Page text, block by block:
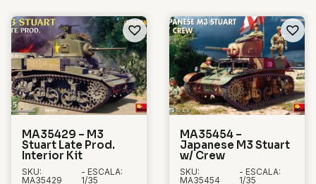
MA35429 – M3
Stuart Late Prod.
Interior Kit
SKU:
MA35429
- ESCALA:
1/35
MA35454 –
Japanese M3 Stuart
w/ Crew
SKU:
MA35454
- ESCALA:
1/35